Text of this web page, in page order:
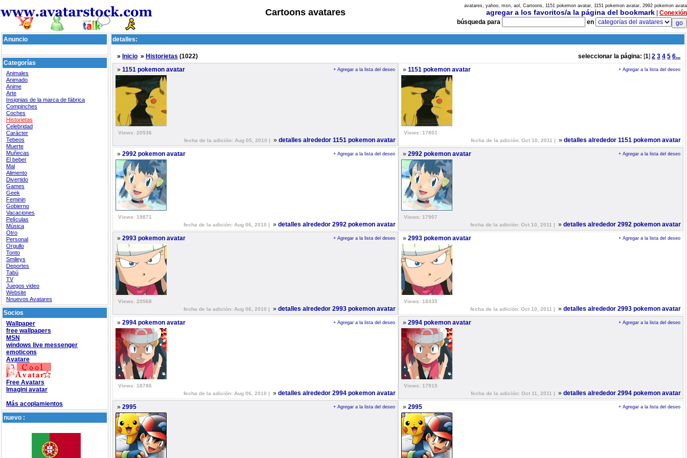
Cartoons avatares
avatares, yahoo, msn, aol, Cartoons, 1151 pokemon avatar, 1151 pokemon avatar, 2992 pokemon avata
agregar a los favoritos/a la página del bookmark
Conexión
búsqueda para
en
Anuncio
Categorías
Animales
Animado
Anime
Arte
Insignias de la marca de fábrica
Compinches
Coches
Historietas
Celebridad
Carácter
Tebeos
Muerte
Muñecas
El beber
Mal
Alimento
Divertido
Games
Geek
Feminin
Gobierno
Vacaciones
Películas
Música
Otro
Personal
Orgullo
Tonto
Smileys
Deportes
Tabú
TV
Juegos video
Website
Nnuevos Avatares
Socios
Wallpaper
free wallpapers
MSN
windows live messenger
emoticons
Avatare
Free Avatars
Imagini avatar
Más acoplamientos
nuevo :
detalles:
» Inicio » Historietas (1022) seleccionar la página: [1] 2 3 4 5 6...
» 1151 pokemon avatar + Agregar a la lista del deseo
Views: 20536
fecha de la adición: Aug 05, 2010 |
» detalles alrededor 1151 pokemon avatar
» 1151 pokemon avatar + Agregar a la lista del deseo
Views: 17801
fecha de la adición: Oct 10, 2011 |
» detalles alrededor 1151 pokemon avatar
» 2992 pokemon avatar + Agregar a la lista del deseo
Views: 19871
fecha de la adición: Aug 06, 2010 |
» detalles alrededor 2992 pokemon avatar
» 2992 pokemon avatar + Agregar a la lista del deseo
Views: 17907
fecha de la adición: Oct 10, 2011 |
» detalles alrededor 2992 pokemon avatar
» 2993 pokemon avatar + Agregar a la lista del deseo
Views: 20568
fecha de la adición: Aug 06, 2010 |
» detalles alrededor 2993 pokemon avatar
» 2993 pokemon avatar + Agregar a la lista del deseo
Views: 18435
fecha de la adición: Oct 10, 2011 |
» detalles alrededor 2993 pokemon avatar
» 2994 pokemon avatar + Agregar a la lista del deseo
Views: 18786
fecha de la adición: Aug 06, 2010 |
» detalles alrededor 2994 pokemon avatar
» 2994 pokemon avatar + Agregar a la lista del deseo
Views: 17915
fecha de la adición: Oct 11, 2011 |
» detalles alrededor 2994 pokemon avatar
» 2995 + Agregar a la lista del deseo » 2995 + Agregar a la lista del deseo